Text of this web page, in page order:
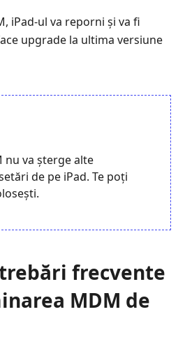
iPad-ul va reporni și va fi
upgrade la ultima versiune
nu va șterge alte
de pe iPad. Te poți
frecvente
MDM de